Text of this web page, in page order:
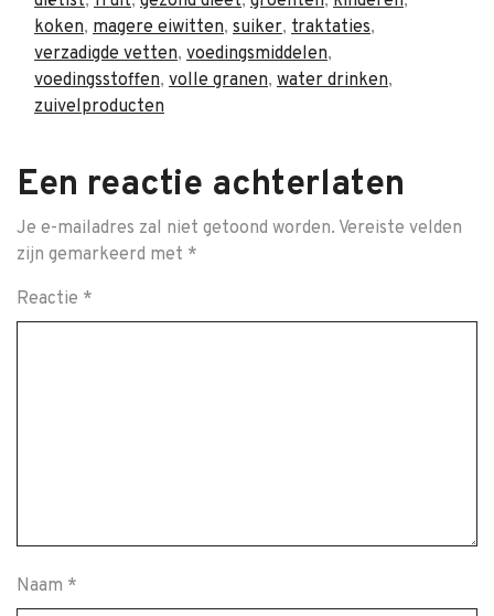
koken, magere eiwitten, suiker, traktaties,
verzadigde vetten, voedingsmiddelen,
voedingsstoffen, volle granen, water drinken,
zuivelproducten
Een reactie achterlaten
Je e-mailadres zal niet getoond worden. Vereiste velden
zijn gemarkeerd met *
Reactie *
Naam *